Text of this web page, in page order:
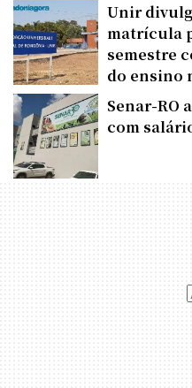
Unir
matrícula
semestre
do ensino
Senar-RO
com